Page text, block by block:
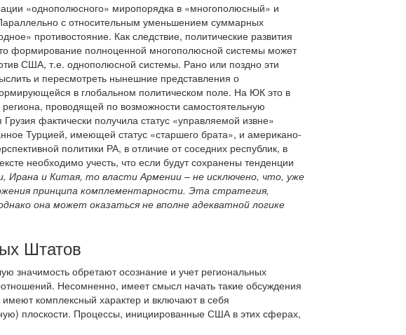
«однополюсного» миропорядка в «многополюсный» и
с относительным уменьшением суммарных
противостояние. Как следствие, политические развития
формирование полноценной многополюсной системы может
США, т.е. однополюсной системы. Рано или поздно эти
и пересмотреть нынешние представления о
в глобальном политическом поле. На ЮК это в
проводящей по возможности самостоятельную
фактически получила статус «управляемой извне»
Турцией, имеющей статус «старшего брата», и американо-
политики РА, в отличие от соседних республик, в
необходимо учесть, что если будут сохранены тенденции
Ирана и Китая, то власти Армении – не исключено, что, уже
принципа комплементарности. Эта стратегия,
она может оказаться не вполне адекватной логике
Штатов
значимость обретают осознание и учет региональных
Несомненно, имеет смысл начать такие обсуждения
комплексный характер и включают в себя
плоскости. Процессы, инициированные США в этих сферах,